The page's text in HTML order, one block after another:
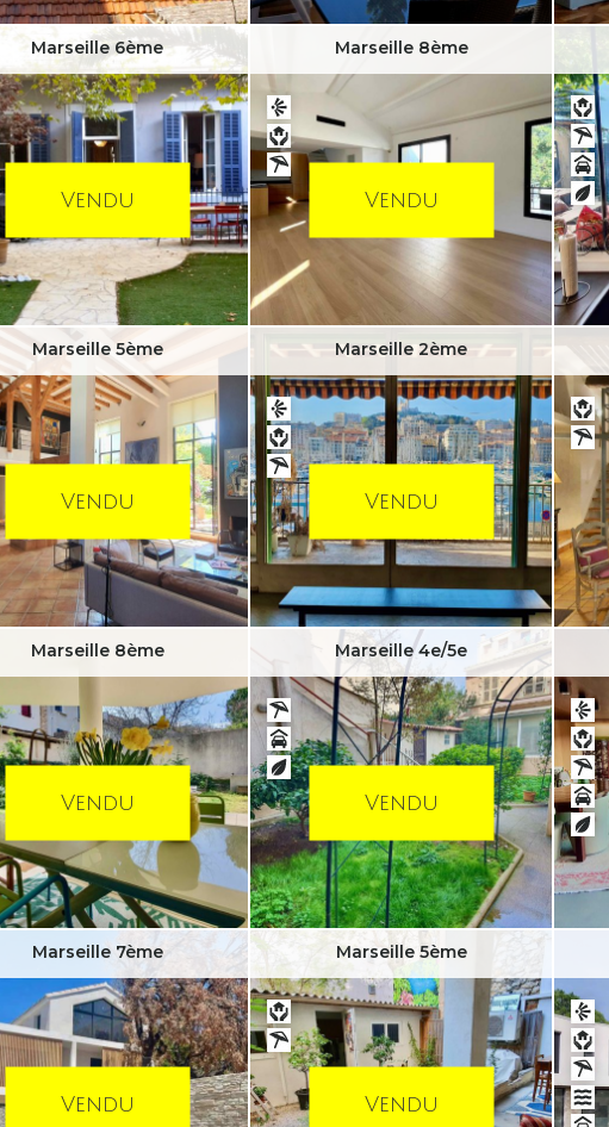
Vendu
Marseille 6ème
Vendu
Marseille 8ème
Vendu
Marseille 5ème
Vendu
Marseille 2ème
Vendu
Marseille 8ème
Vendu
Marseille 4e/5e
Vendu
Marseille 7ème
Vendu
Marseille 5ème